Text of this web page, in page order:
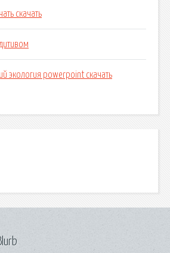
скачать
экология powerpoint скачать